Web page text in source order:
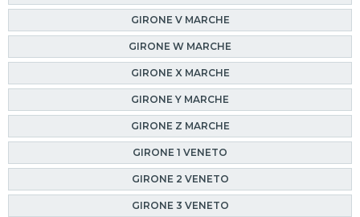
GIRONE V MARCHE
GIRONE W MARCHE
GIRONE X MARCHE
GIRONE Y MARCHE
GIRONE Z MARCHE
GIRONE 1 VENETO
GIRONE 2 VENETO
GIRONE 3 VENETO